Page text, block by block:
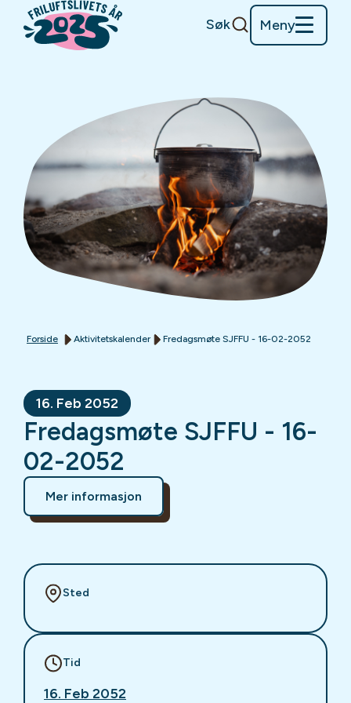
Søk Meny
Forside Aktivitetskalender Fredagsmøte SJFFU - 16-02-2052
16. Feb 2052
Fredagsmøte SJFFU - 16-
02-2052
Mer informasjon
Sted
Tid
16. Feb 2052